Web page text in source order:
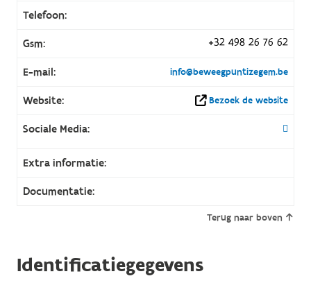
Telefoon:
Gsm: +32 498 26 76 62
E-mail: info@beweegpuntizegem.be
Website: Bezoek de website
Sociale Media:
Extra informatie:
Documentatie:
Terug naar boven
Identificatiegegevens